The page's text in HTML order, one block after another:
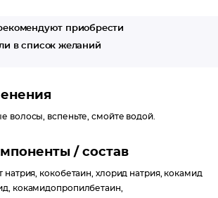
приобрести
в список желаний
волосы, вспеньте, смойте водой.
/ состав
натрия, кокобетаин, хлорид натрия, кокамид
кокамидопропилбетаин,